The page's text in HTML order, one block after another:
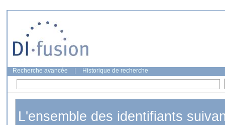
Recherche avancée Historique de recherche
L'ensemble des identifiants